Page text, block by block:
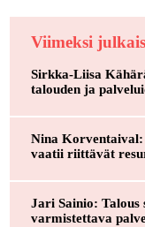
Viimeksi
Sirkka-Liisa
talouden ja
Nina Korventaival:
vaatii riittävät
Jari Sainio: Talous
varmistettava